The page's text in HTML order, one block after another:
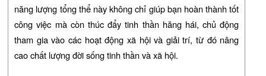
năng lượng tổng thể này không chỉ giúp bạn hoàn thành tốt
công việc mà còn thúc đẩy tinh thần hăng hái, chủ động
tham gia vào các hoạt động xã hội và giải trí, từ đó nâng
cao chất lượng đời sống tinh thần và xã hội.